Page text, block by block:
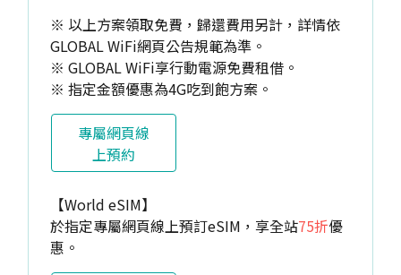
※ 以上方案領取免費，歸還費用另計，詳情依
GLOBAL WiFi網頁公告規範為準。
※ GLOBAL WiFi享行動電源免費租借。
※ 指定金額優惠為4G吃到飽方案。
專屬網頁線
上預約
【World eSIM】
於指定專屬網頁線上預訂eSIM，享全站75折優
惠。